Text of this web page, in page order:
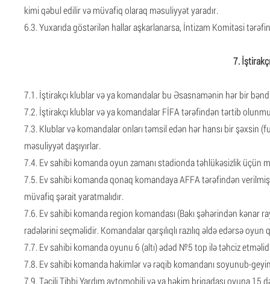
kimi qəbul edilir və müvafiq olaraq məsuliyyət yaradır.
6.3. Yuxarıda göstərilən hallar aşkarlanarsa, İntizam Komitəsi
7.
7.1. İştirakçı klublar və ya komandalar bu Əsasnamənin hər bir
7.2. İştirakçı klublar və ya komandalar FİFA tərəfindən tərtib
7.3. Klublar və komandalar onları təmsil edən hər hansı bir şəxsin
məsuliyyət daşıyırlar.
7.4. Ev sahibi komanda oyun zamanı stadionda təhlükəsizlik üçün
7.5. Ev sahibi komanda qonaq komandaya AFFA tərəfindən
müvafiq şərait yaratmalıdır.
7.6. Ev sahibi komanda region komandası (Bakı şəhərindən
radələrini seçməlidir. Komandalar qarşılıqlı razılıq əldə edərsə
7.7. Ev sahibi komanda oyunu 6 (altı) ədəd №5 top ilə təhciz
7.8. Ev sahibi komanda hakimlər və rəqib komandanı soyunub-
7.9. Təcili Tibbi Yardım avtomobili və ya həkim briqadası oyuna 15